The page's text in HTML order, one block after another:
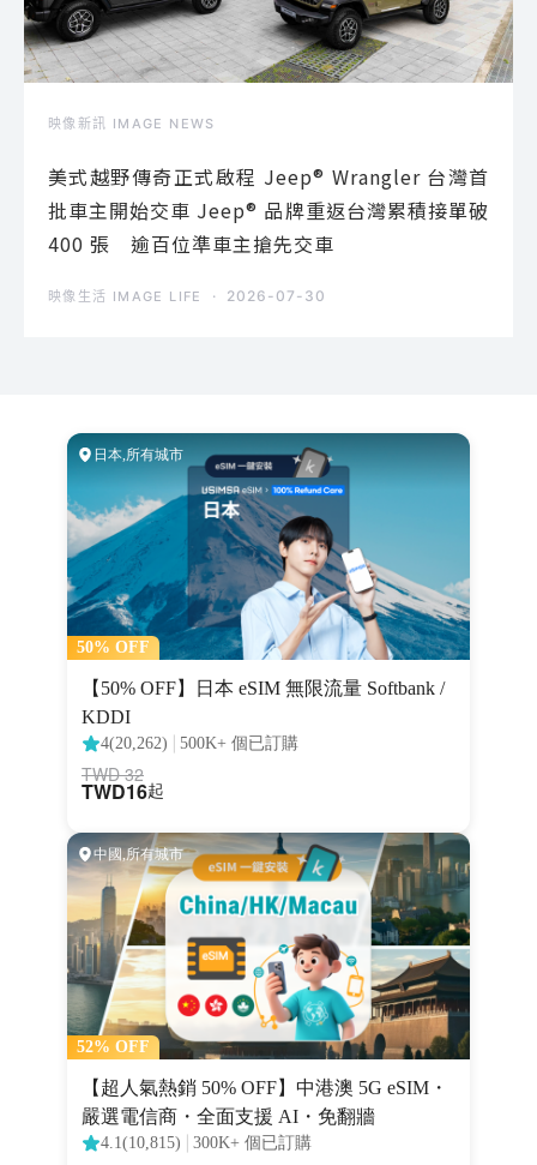
映像新訊 IMAGE NEWS
美式越野傳奇正式啟程 Jeep® Wrangler 台灣首
批車主開始交車 Jeep® 品牌重返台灣累積接單破
400 張 逾百位準車主搶先交車
映像生活 IMAGE LIFE 2026-07-30